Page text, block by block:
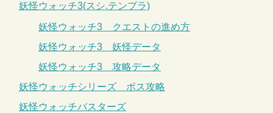
妖怪ウォッチ3(スシ.テンプラ)
妖怪ウォッチ3 クエストの進め方
妖怪ウォッチ3 妖怪データ
妖怪ウォッチ3 攻略データ
妖怪ウォッチシリーズ ボス攻略
妖怪ウォッチバスターズ